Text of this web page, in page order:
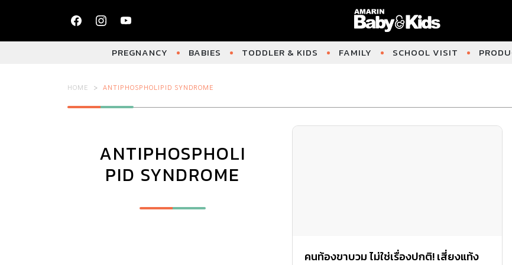
PREGNANCY BABIES TODDLER & KIDS FAMILY SCHOOL VISIT
HOME ANTIPHOSPHOLIPID SYNDROME
ANTIPHOSPHOLI
PID SYNDROME
คนท้องขาบวม ไม่ใช่เรื่องปกติ! เสี่ยงแท้ง